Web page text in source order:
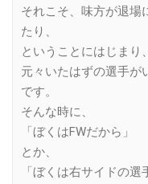
それこそ、味方が退場
たり、
ということにはじまり
元々いたはずの選手が
です。
そんな時に、
「ぼくはFWだから」
とか、
「ぼくは右サイドの選